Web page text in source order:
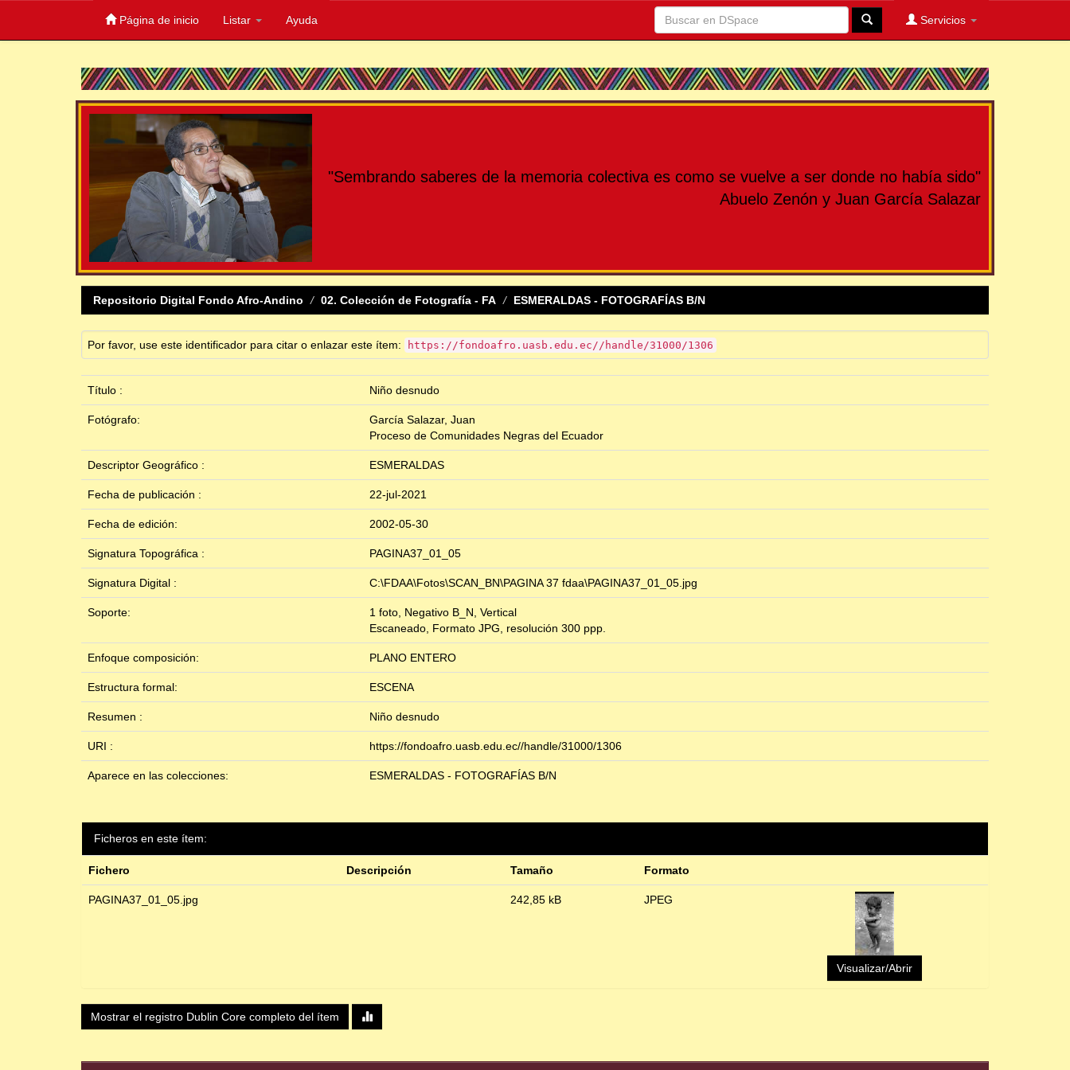
Página de inicio Listar Ayuda Servicios
"Sembrando saberes de la memoria colectiva es como se vuelve a ser donde no había sido"
Abuelo Zenón y Juan García Salazar
Repositorio Digital Fondo Afro-Andino 02. Colección de Fotografía - FA ESMERALDAS - FOTOGRAFÍAS B/N
Por favor, use este identificador para citar o enlazar este ítem: https://fondoafro.uasb.edu.ec//handle/31000/1306
Título : Niño desnudo
Fotógrafo:
García Salazar, Juan
Proceso de Comunidades Negras del Ecuador
Descriptor Geográfico : ESMERALDAS
Fecha de publicación : 22-jul-2021
Fecha de edición: 2002-05-30
Signatura Topográfica : PAGINA37_01_05
Signatura Digital : C:\FDAA\Fotos\SCAN_BN\PAGINA 37 fdaa\PAGINA37_01_05.jpg
Soporte:
1 foto, Negativo B_N, Vertical
Escaneado, Formato JPG, resolución 300 ppp.
Enfoque composición: PLANO ENTERO
Estructura formal: ESCENA
Resumen : Niño desnudo
URI : https://fondoafro.uasb.edu.ec//handle/31000/1306
Aparece en las colecciones: ESMERALDAS - FOTOGRAFÍAS B/N
Ficheros en este ítem:
Fichero Descripción Tamaño Formato
PAGINA37_01_05.jpg 242,85 kB JPEG
Visualizar/Abrir
Mostrar el registro Dublin Core completo del ítem